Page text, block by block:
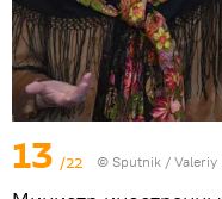
13 /22 © Sputnik / Valeriy